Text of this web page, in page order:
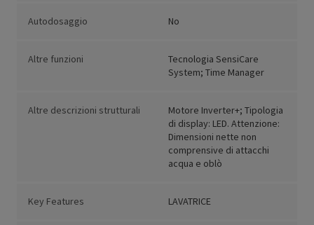
Autodosaggio No
Altre funzioni
Tecnologia SensiCare
System; Time Manager
Altre descrizioni strutturali
Motore Inverter+; Tipologia
di display: LED. Attenzione:
Dimensioni nette non
comprensive di attacchi
acqua e oblò
Key Features LAVATRICE